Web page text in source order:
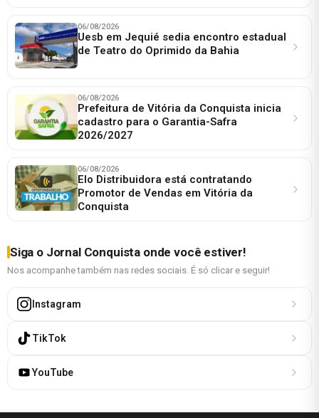
06/08/2026
Uesb em Jequié sedia encontro estadual
de Teatro do Oprimido da Bahia
06/08/2026
Prefeitura de Vitória da Conquista inicia
cadastro para o Garantia-Safra
2026/2027
06/08/2026
Elo Distribuidora está contratando
Promotor de Vendas em Vitória da
Conquista
Siga o Jornal Conquista onde você estiver!
Nos acompanhe também nas redes sociais. É só clicar e seguir!
Instagram
TikTok
YouTube